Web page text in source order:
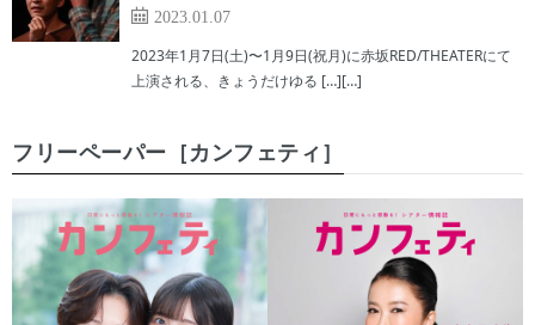
2023.01.07
2023年1月7日(土)〜1月9日(祝月)に赤坂RED/THEATERにて
上演される、きょうだけゆる […][…]
フリーペーパー［カンフェティ］